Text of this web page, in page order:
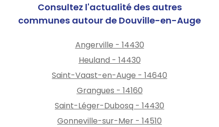
Consultez l'actualité des autres
communes autour de Douville-en-Auge
Angerville - 14430
Heuland - 14430
Saint-Vaast-en-Auge - 14640
Grangues - 14160
Saint-Léger-Dubosq - 14430
Gonneville-sur-Mer - 14510